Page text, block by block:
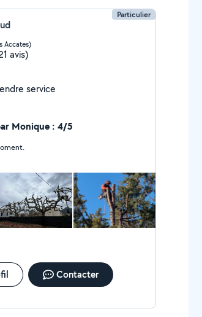
Particulier
Accates)
avis)
service
Monique : 4/5
Contacter